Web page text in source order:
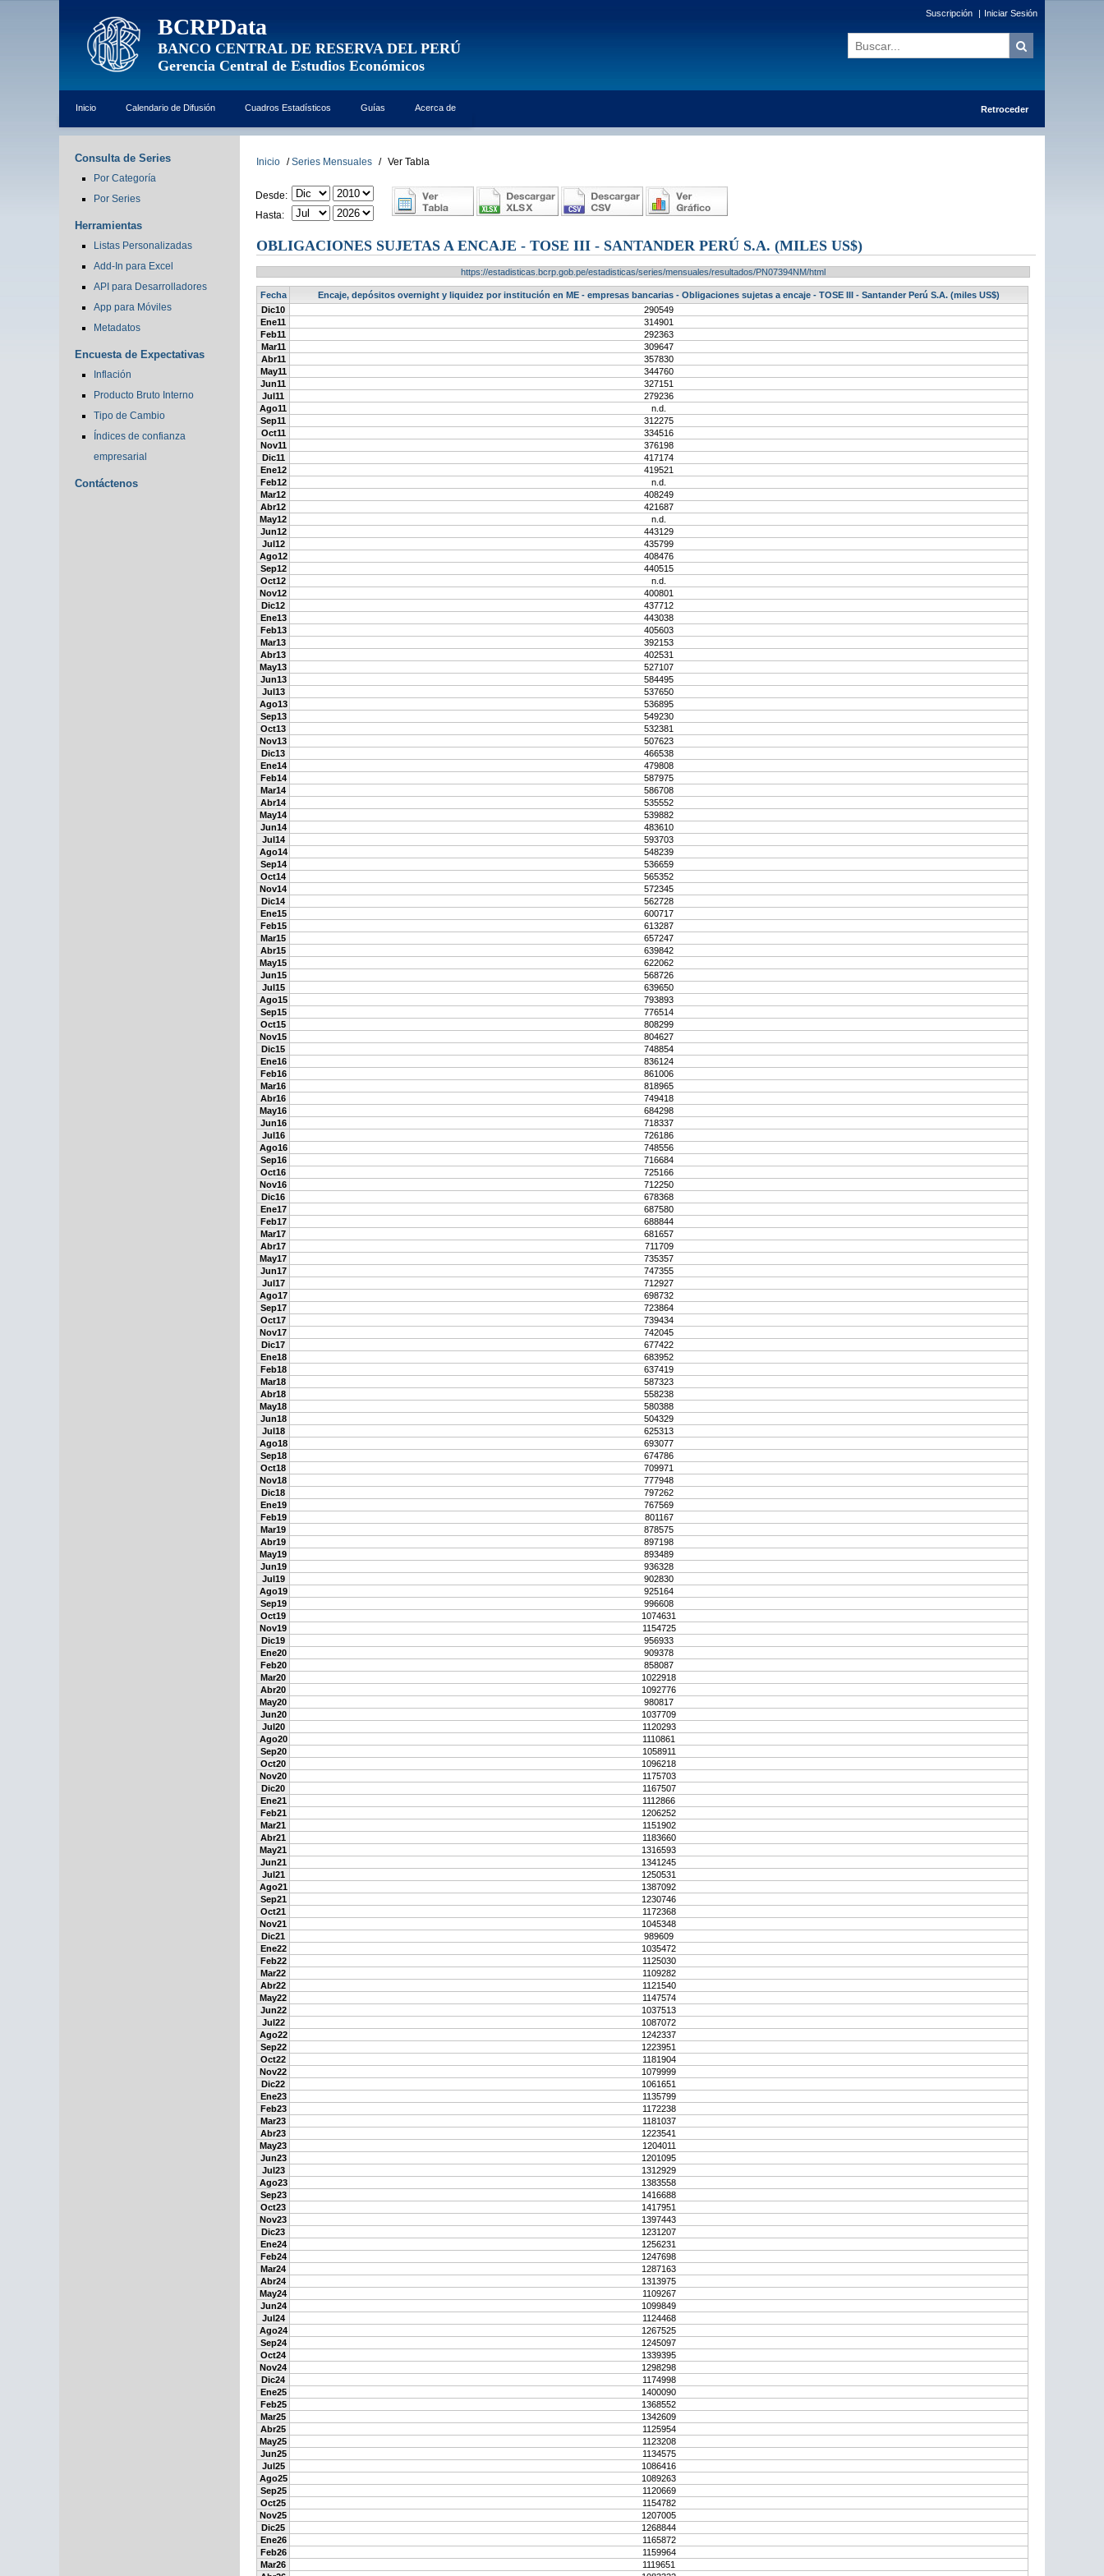
BCRPData
BANCO CENTRAL DE RESERVA DEL PERÚ
Gerencia Central de Estudios Económicos
Suscripción | Iniciar Sesión
Inicio Calendario de Difusión Cuadros Estadísticos Guías Acerca de Retroceder
Consulta de Series
Por Categoría
Por Series
Herramientas
Listas Personalizadas
Add-In para Excel
API para Desarrolladores
App para Móviles
Metadatos
Encuesta de Expectativas
Inflación
Producto Bruto Interno
Tipo de Cambio
Índices de confianza
empresarial
Contáctenos
Inicio / Series Mensuales / Ver Tabla
Desde:
Hasta:
OBLIGACIONES SUJETAS A ENCAJE - TOSE III - SANTANDER PERÚ S.A. (MILES US$)
https://estadisticas.bcrp.gob.pe/estadisticas/series/mensuales/resultados/PN07394NM/html
Fecha
Encaje, depósitos overnight y liquidez por institución en ME - empresas bancarias - Obligaciones sujetas a encaje - TOSE III - Santander Perú S.A. (miles US$)
Dic10
290549
Ene11
314901
Feb11
292363
Mar11
309647
Abr11
357830
May11
344760
Jun11
327151
Jul11
279236
Ago11
n.d.
Sep11
312275
Oct11
334516
Nov11
376198
Dic11
417174
Ene12
419521
Feb12
n.d.
Mar12
408249
Abr12
421687
May12
n.d.
Jun12
443129
Jul12
435799
Ago12
408476
Sep12
440515
Oct12
n.d.
Nov12
400801
Dic12
437712
Ene13
443038
Feb13
405603
Mar13
392153
Abr13
402531
May13
527107
Jun13
584495
Jul13
537650
Ago13
536895
Sep13
549230
Oct13
532381
Nov13
507623
Dic13
466538
Ene14
479808
Feb14
587975
Mar14
586708
Abr14
535552
May14
539882
Jun14
483610
Jul14
593703
Ago14
548239
Sep14
536659
Oct14
565352
Nov14
572345
Dic14
562728
Ene15
600717
Feb15
613287
Mar15
657247
Abr15
639842
May15
622062
Jun15
568726
Jul15
639650
Ago15
793893
Sep15
776514
Oct15
808299
Nov15
804627
Dic15
748854
Ene16
836124
Feb16
861006
Mar16
818965
Abr16
749418
May16
684298
Jun16
718337
Jul16
726186
Ago16
748556
Sep16
716684
Oct16
725166
Nov16
712250
Dic16
678368
Ene17
687580
Feb17
688844
Mar17
681657
Abr17
711709
May17
735357
Jun17
747355
Jul17
712927
Ago17
698732
Sep17
723864
Oct17
739434
Nov17
742045
Dic17
677422
Ene18
683952
Feb18
637419
Mar18
587323
Abr18
558238
May18
580388
Jun18
504329
Jul18
625313
Ago18
693077
Sep18
674786
Oct18
709971
Nov18
777948
Dic18
797262
Ene19
767569
Feb19
801167
Mar19
878575
Abr19
897198
May19
893489
Jun19
936328
Jul19
902830
Ago19
925164
Sep19
996608
Oct19
1074631
Nov19
1154725
Dic19
956933
Ene20
909378
Feb20
858087
Mar20
1022918
Abr20
1092776
May20
980817
Jun20
1037709
Jul20
1120293
Ago20
1110861
Sep20
1058911
Oct20
1096218
Nov20
1175703
Dic20
1167507
Ene21
1112866
Feb21
1206252
Mar21
1151902
Abr21
1183660
May21
1316593
Jun21
1341245
Jul21
1250531
Ago21
1387092
Sep21
1230746
Oct21
1172368
Nov21
1045348
Dic21
989609
Ene22
1035472
Feb22
1125030
Mar22
1109282
Abr22
1121540
May22
1147574
Jun22
1037513
Jul22
1087072
Ago22
1242337
Sep22
1223951
Oct22
1181904
Nov22
1079999
Dic22
1061651
Ene23
1135799
Feb23
1172238
Mar23
1181037
Abr23
1223541
May23
1204011
Jun23
1201095
Jul23
1312929
Ago23
1383558
Sep23
1416688
Oct23
1417951
Nov23
1397443
Dic23
1231207
Ene24
1256231
Feb24
1247698
Mar24
1287163
Abr24
1313975
May24
1109267
Jun24
1099849
Jul24
1124468
Ago24
1267525
Sep24
1245097
Oct24
1339395
Nov24
1298298
Dic24
1174998
Ene25
1400090
Feb25
1368552
Mar25
1342609
Abr25
1125954
May25
1123208
Jun25
1134575
Jul25
1086416
Ago25
1089263
Sep25
1120669
Oct25
1154782
Nov25
1207005
Dic25
1268844
Ene26
1165872
Feb26
1159964
Mar26
1119651